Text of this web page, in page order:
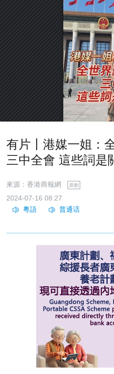
有片丨港媒一姐：
三中全會 這些詞是
來源：香港商報網 原創
2024-07-16 08:27